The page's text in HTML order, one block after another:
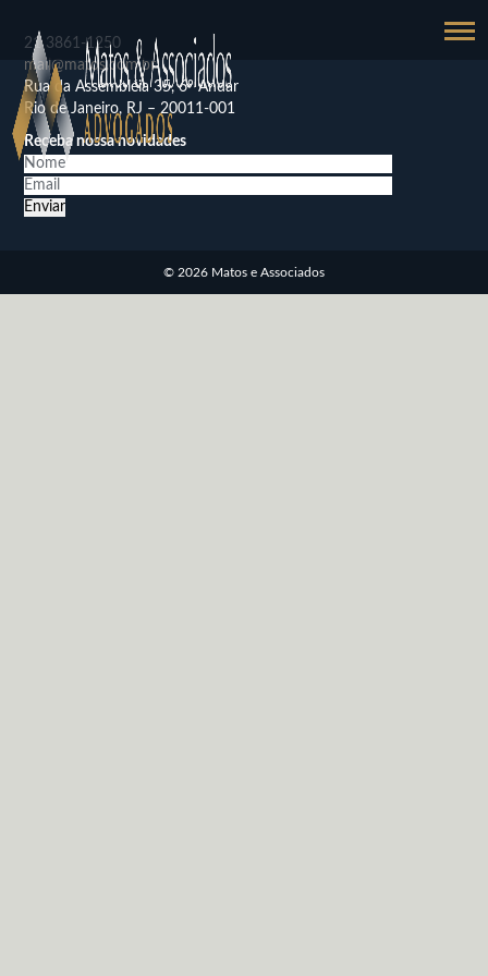
21 3861-1250
mail@matos.com.br
Rua da Assembléia 35, 6º Andar
Rio de Janeiro, RJ – 20011-001
Receba nossa novidades
© 2026 Matos e Associados